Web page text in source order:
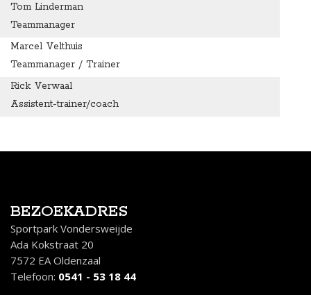
Tom Linderman
Teammanager
Marcel Velthuis
Teammanager / Trainer
Rick Verwaal
Assistent-trainer/coach
BEZOEKADRES
Sportpark Vondersweijde
Ada Kokstraat 20
7572 EA Oldenzaal
Telefoon: 0541 - 53 18 44